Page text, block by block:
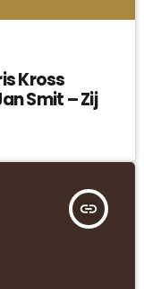
Kross
Smit – Zij
insert_link